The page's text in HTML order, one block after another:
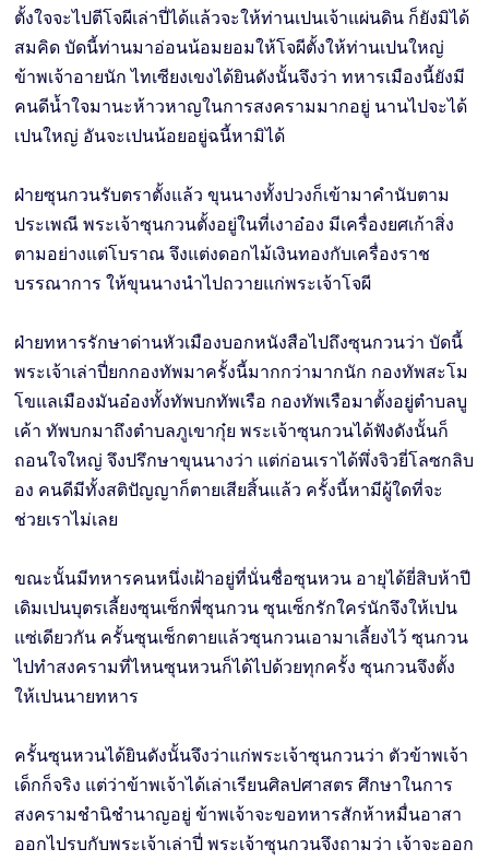
ตั้งใจจะไปตีโจผีเล่าปี่ได้แล้วจะให้ท่านเปนเจ้าแผ่นดิน ก็ยังมิได้
สมคิด บัดนี้ท่านมาอ่อนน้อมยอมให้โจผีตั้งให้ท่านเปนใหญ่
ข้าพเจ้าอายนัก ไทเซียงเขงได้ยินดังนั้นจึงว่า ทหารเมืองนี้ยังมี
คนดีนํ้าใจมานะห้าวหาญในการสงครามมากอยู่ นานไปจะได้
เปนใหญ่ อันจะเปนน้อยอยู่ฉนี้หามิได้
ฝ่ายซุนกวนรับตราตั้งแล้ว ขุนนางทั้งปวงก็เข้ามาคำนับตาม
ประเพณี พระเจ้าซุนกวนตั้งอยู่ในที่เงาอ๋อง มีเครื่องยศเก้าสิ่ง
ตามอย่างแต่โบราณ จึงแต่งดอกไม้เงินทองกับเครื่องราช
บรรณาการ ให้ขุนนางนำไปถวายแก่พระเจ้าโจผี
ฝ่ายทหารรักษาด่านหัวเมืองบอกหนังสือไปถึงซุนกวนว่า บัดนี้
พระเจ้าเล่าปี่ยกกองทัพมาครั้งนี้มากกว่ามากนัก กองทัพสะโม
โขแลเมืองมันอ๋องทั้งทัพบกทัพเรือ กองทัพเรือมาตั้งอยู่ตำบลบู
เค้า ทัพบกมาถึงตำบลภูเขากุ๋ย พระเจ้าซุนกวนได้ฟังดังนั้นก็
ถอนใจใหญ่ จึงปรึกษาขุนนางว่า แต่ก่อนเราได้พึ่งจิวยี่โลซกลิบ
อง คนดีมีทั้งสติปัญญาก็ตายเสียสิ้นแล้ว ครั้งนี้หามีผู้ใดที่จะ
ช่วยเราไม่เลย
ขณะนั้นมีทหารคนหนึ่งเฝ้าอยู่ที่นั่นชื่อซุนหวน อายุได้ยี่สิบห้าปี
เดิมเปนบุตรเลี้ยงซุนเซ็กพี่ซุนกวน ซุนเซ็กรักใคร่นักจึงให้เปน
แซ่เดียวกัน ครั้นซุนเซ็กตายแล้วซุนกวนเอามาเลี้ยงไว้ ซุนกวน
ไปทำสงครามที่ไหนซุนหวนก็ได้ไปด้วยทุกครั้ง ซุนกวนจึงตั้ง
ให้เปนนายทหาร
ครั้นซุนหวนได้ยินดังนั้นจึงว่าแก่พระเจ้าซุนกวนว่า ตัวข้าพเจ้า
เด็กก็จริง แต่ว่าข้าพเจ้าได้เล่าเรียนศิลปศาสตร ศึกษาในการ
สงครามชำนิชำนาญอยู่ ข้าพเจ้าจะขอทหารสักห้าหมื่นอาสา
ออกไปรบกับพระเจ้าเล่าปี่ พระเจ้าซุนกวนจึงถามว่า เจ้าจะออก